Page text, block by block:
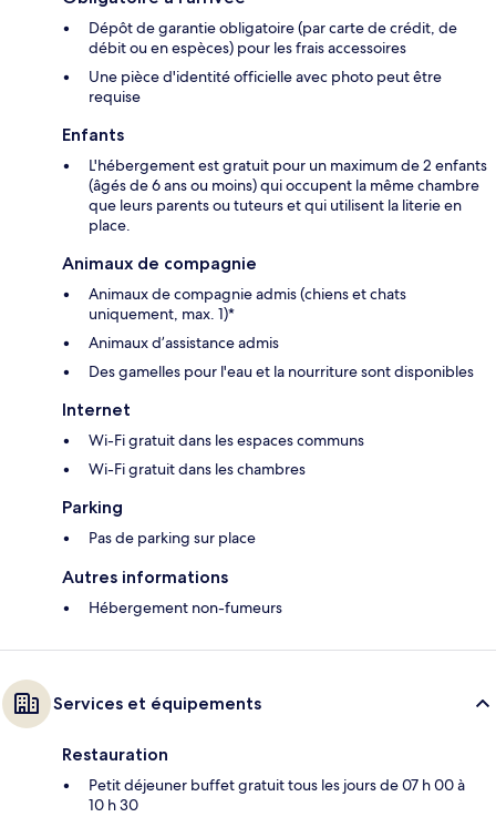
Dépôt de garantie obligatoire (par carte de crédit, de
débit ou en espèces) pour les frais accessoires
Une pièce d'identité officielle avec photo peut être
requise
Enfants
L'hébergement est gratuit pour un maximum de 2 enfants
(âgés de 6 ans ou moins) qui occupent la même chambre
que leurs parents ou tuteurs et qui utilisent la literie en
place.
Animaux de compagnie
Animaux de compagnie admis (chiens et chats
uniquement, max. 1)*
Animaux d’assistance admis
Des gamelles pour l'eau et la nourriture sont disponibles
Internet
Wi-Fi gratuit dans les espaces communs
Wi-Fi gratuit dans les chambres
Parking
Pas de parking sur place
Autres informations
Hébergement non-fumeurs
Services et équipements
Restauration
Petit déjeuner buffet gratuit tous les jours de 07 h 00 à
10 h 30